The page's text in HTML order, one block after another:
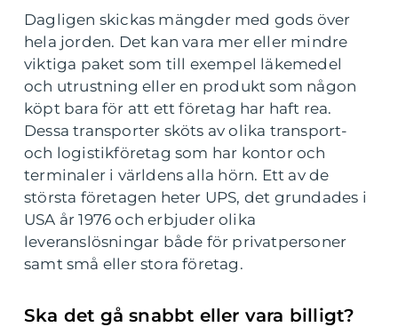
Dagligen skickas mängder med gods över
hela jorden. Det kan vara mer eller mindre
viktiga paket som till exempel läkemedel
och utrustning eller en produkt som någon
köpt bara för att ett företag har haft rea.
Dessa transporter sköts av olika transport-
och logistikföretag som har kontor och
terminaler i världens alla hörn. Ett av de
största företagen heter UPS, det grundades i
USA år 1976 och erbjuder olika
leveranslösningar både för privatpersoner
samt små eller stora företag.
Ska det gå snabbt eller vara billigt?